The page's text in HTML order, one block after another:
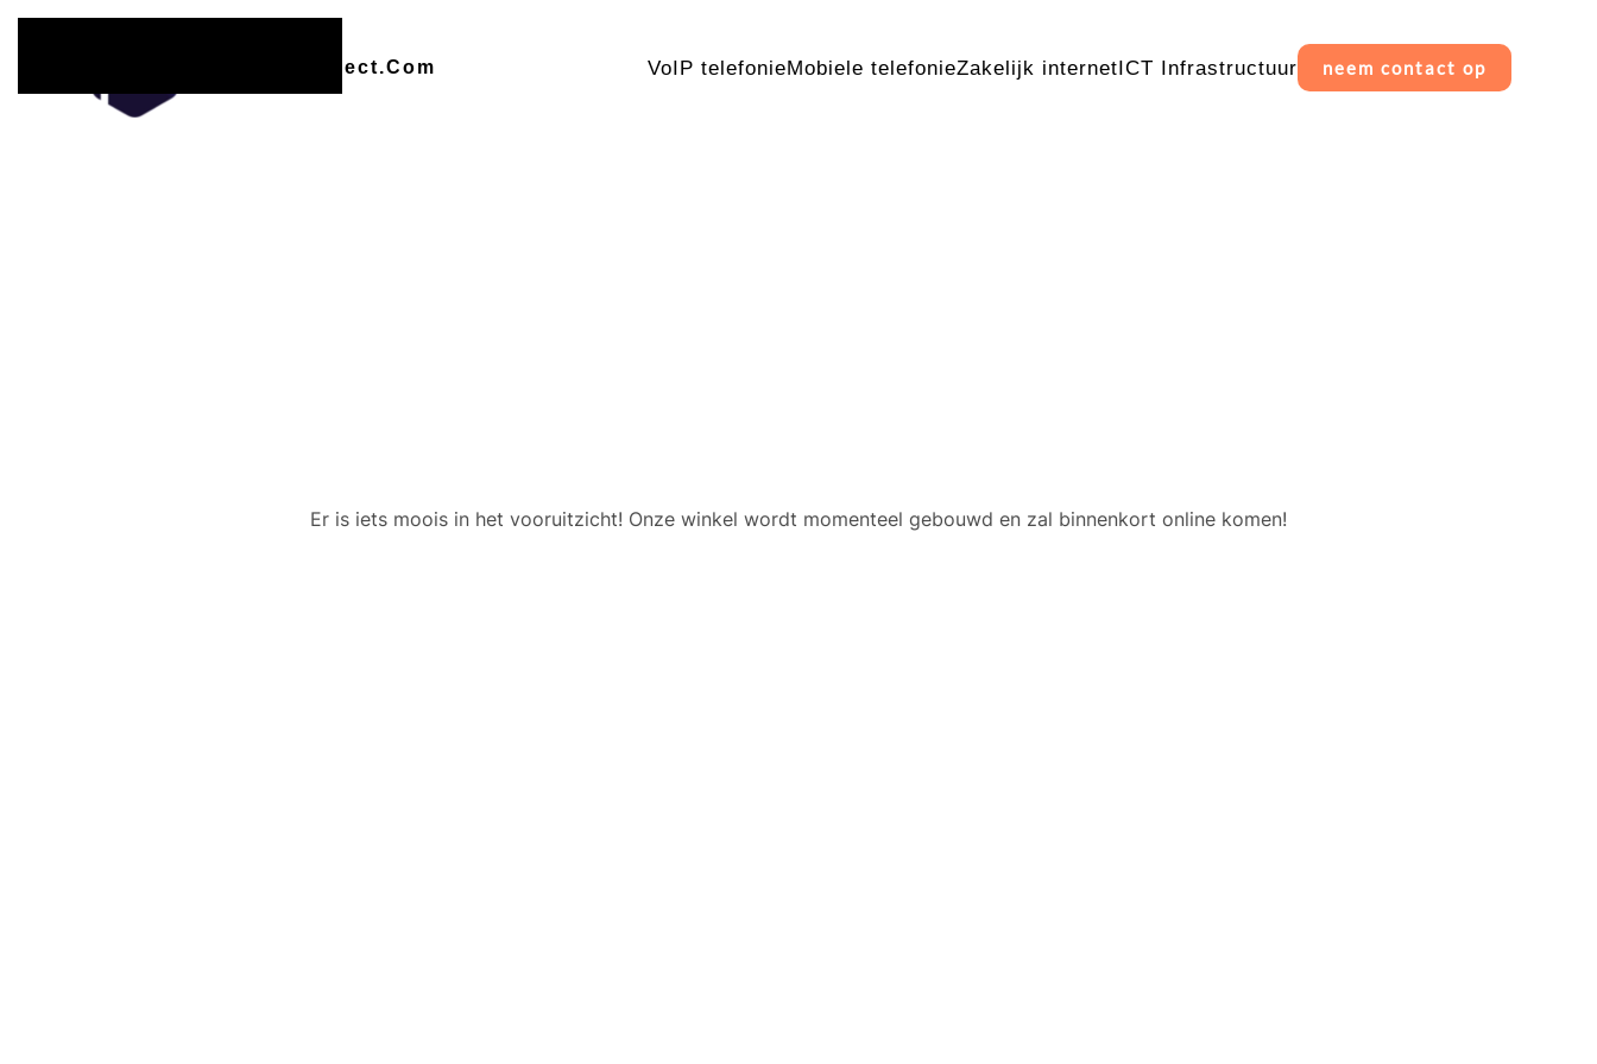
VoIP telefonieMobiele telefonieZakelijk internetICT Infrastructuur neem contact op
Er is iets moois in het vooruitzicht! Onze winkel wordt momenteel gebouwd en zal binnenkort online komen!